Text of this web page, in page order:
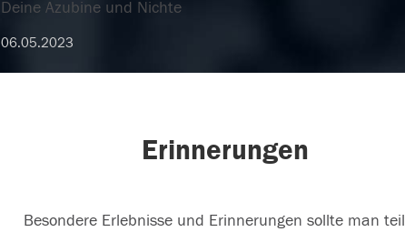
Deine Azubine und Nichte
06.05.2023
Erinnerungen
Besondere Erlebnisse und Erinnerungen sollte man